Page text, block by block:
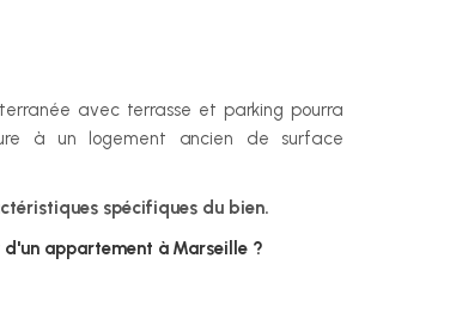
avec terrasse et parking pourra
à un logement ancien de surface
spécifiques du bien.
appartement à Marseille ?